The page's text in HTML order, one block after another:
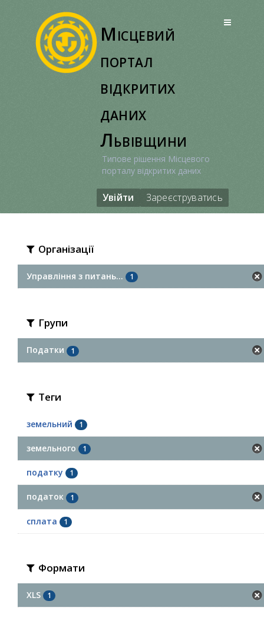
Місцевий
портал
відкритих
даних
Львівщини
Типове рішення Місцевого
порталу відкритих даних
Увійти Зареєструватись
Організації
Управління з питань... 1
Групи
Податки 1
Теги
земельний 1
земельного 1
податку 1
податок 1
сплата 1
Формати
XLS 1